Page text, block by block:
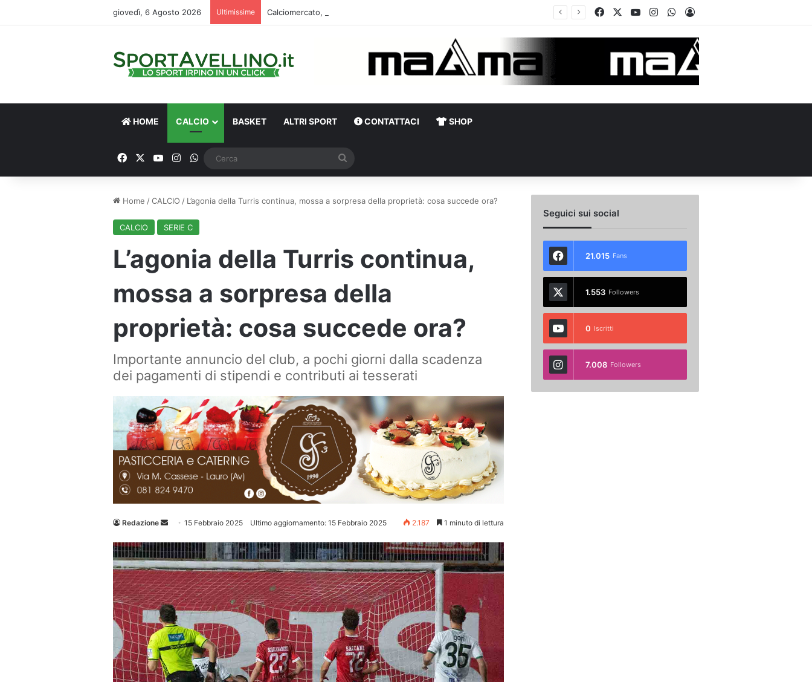
giovedì, 6 Agosto 2026 Ultimissime FacebookYou TubeInstagramWhatsApp
Accedi
HOME CALCIO BASKET ALTRI SPORT CONTATTACI SHOP
FacebookYou TubeInstagram
WhatsApp
Home /CALCIO / L’agonia della Turris continua, mossa a sorpresa della proprietà: cosa succede ora?
CALCIO SERIE C
L’agonia della Turris continua,
mossa a sorpresa della
proprietà: cosa succede ora?
Importante annuncio del club, a pochi giorni dalla scadenza
dei pagamenti di stipendi e contributi ai tesserati
Redazione
Invia 15 Febbraio 2025 Ultimo aggiornamento: 15 Febbraio 2025 2.187 1 minuto di lettura
Seguici sui social
21.015 Fans
1.553 Followers
0 Iscritti
7.008 Followers